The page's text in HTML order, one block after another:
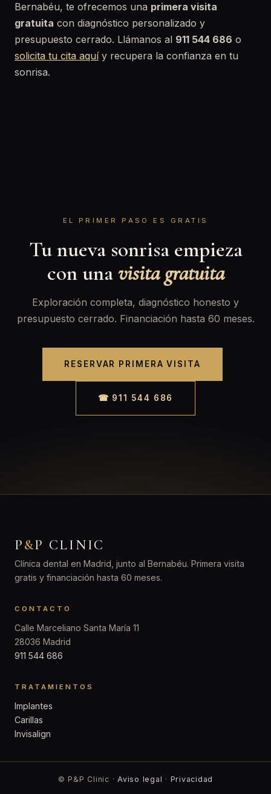
Bernabéu, te ofrecemos una primera visita
gratuita con diagnóstico personalizado y
presupuesto cerrado. Llámanos al 911 544 686 o
solicita tu cita aquíy recupera la confianza en tu
sonrisa.
EL PRIMER PASO ES GRATIS
Tu nueva sonrisa empieza
con unavisita gratuita
Exploración completa, diagnóstico honesto y
presupuesto cerrado. Financiación hasta 60 meses.
RESERVAR PRIMERA VISITA
☎ 911 544 686
P&P CLINIC
Clínica dental en Madrid, junto al Bernabéu. Primera visita
gratis y financiación hasta 60 meses.
CONTACTO
Calle Marceliano Santa María 11
28036 Madrid
911 544 686
TRATAMIENTOS
Implantes
Carillas
Invisalign
© P&P Clinic ·Aviso legal · Privacidad